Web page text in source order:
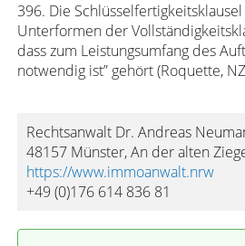
396. Die
Unterformen der
dass zum Leistungsumfang des
notwendig ist” gehört (Roquette,
Rechtsanwalt Dr. Andreas
48157 Münster, An der alten
https://www.immoanwalt.nrw
+49 (0)176 614 836 81